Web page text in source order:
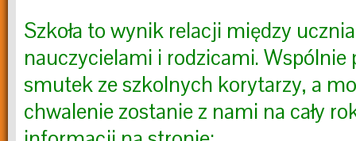
Szkoła to wynik relacji między
nauczycielami i rodzicami. Wspólnie
smutek ze szkolnych korytarzy, a
chwalenie zostanie z nami na cały